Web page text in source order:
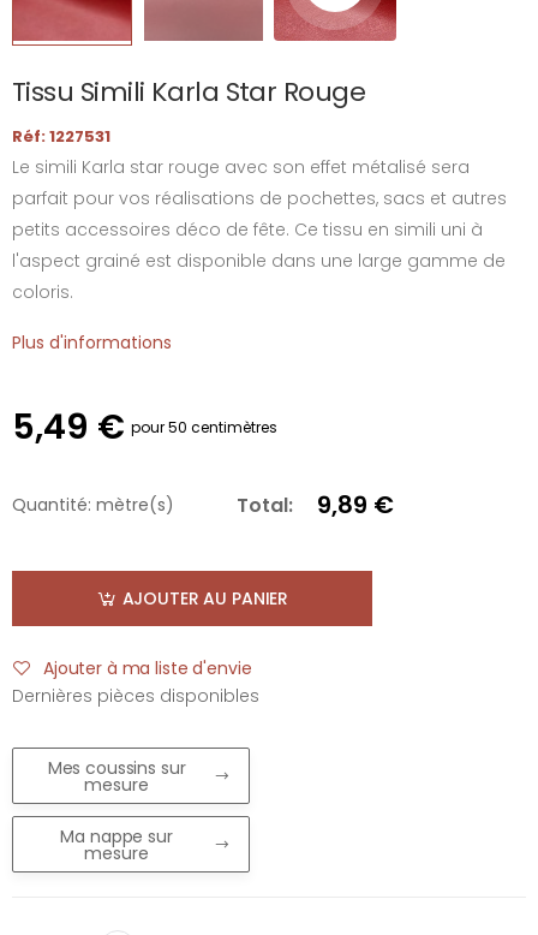
Tissu Simili Karla Star Rouge
Réf: 1227531
Le simili Karla star rouge avec son effet métalisé sera
parfait pour vos réalisations de pochettes, sacs et autres
petits accessoires déco de fête. Ce tissu en simili uni à
l'aspect grainé est disponible dans une large gamme de
coloris.
Plus d'informations
5,49 € pour 50 centimètres
Quantité: mètre(s) Total: 9,89 €
AJOUTER AU PANIER
Ajouter à ma liste d'envie
Dernières pièces disponibles
Mes coussins sur
mesure
Ma nappe sur
mesure